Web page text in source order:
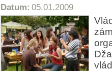
Datum: 05.01.2009